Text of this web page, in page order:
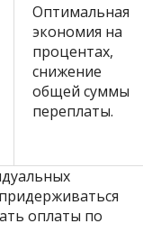
Оптимальная
экономия на
процентах,
снижение
общей суммы
переплаты.
оплаты по